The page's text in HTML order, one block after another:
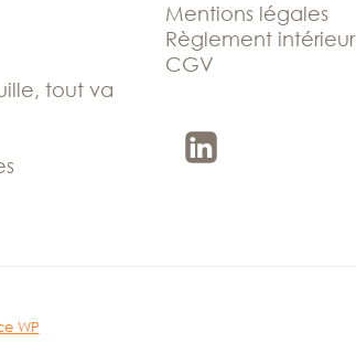
tout va
Mentions légales
Règlement intérieur
CGV
WP